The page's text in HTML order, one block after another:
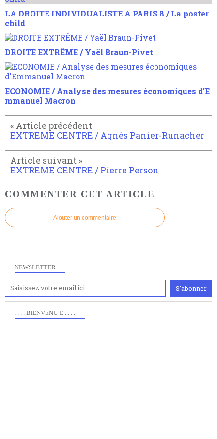
LA DROITE INDIVIDUALISTE A PARIS 8 / La poster
child
DROITE EXTRÊME / Yaël Braun-Pivet
ECONOMIE / Analyse des mesures économiques d'E
mmanuel Macron
EXTREME CENTRE / Agnès Panier-Runacher
EXTREME CENTRE / Pierre Person
COMMENTER CET ARTICLE
Ajouter un commentaire
NEWSLETTER
. . . . BIENVENU·E . . . .